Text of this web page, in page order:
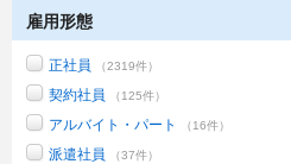
雇用形態
正社員 （2319件）
契約社員 （125件）
アルバイト・パート （16件）
派遣社員 （37件）